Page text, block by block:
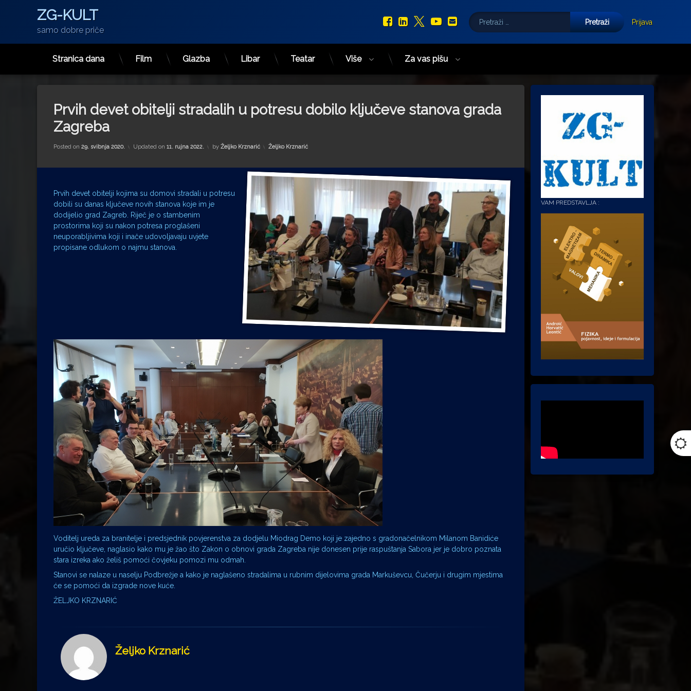
Preskoči
ZG-KULT
samo dobre priče
Facebook
LinkedIn
X.com
YouTube
E-mail
Pretraži:
Prijava
Stranica dana Film Glazba Libar Teatar Više Za vas pišu
Prvih devet obitelji stradalih u potresu dobilo ključeve stanova grada
Zagreba
Posted on 29. svibnja 2020. Updated on 11. rujna 2022. by Željko Krznarić Kategorije:
Željko Krznarić
Prvih devet obitelji kojima su domovi stradali u potresu
dobili su danas ključeve novih stanova koje im je
dodijelio grad Zagreb. Riječ je o stambenim
prostorima koji su nakon potresa proglašeni
neuporabljivima koji i inače udovoljavaju uvjete
propisane odlukom o najmu stanova.
Voditelj ureda za branitelje i predsjednik povjerenstva za dodjelu Miodrag Demo koji je zajedno s gradonačelnikom Milanom Banidiće
uručio ključeve, naglasio kako mu je žao što Zakon o obnovi grada Zagreba nije donesen prije raspuštanja Sabora jer je dobro poznata
stara izreka ako želiš pomoći čovjeku pomozi mu odmah.
Stanovi se nalaze u naselju Podbrežje a kako je naglašeno stradalima u rubnim dijelovima grada Markuševcu, Čučerju i drugim mjestima
će se pomoći da izgrade nove kuće.
ŽELJKO KRZNARIĆ
Željko Krznarić
VAM PREDSTAVLJA :